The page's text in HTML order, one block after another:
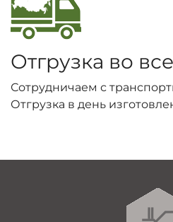
Отгрузка во
Сотрудничаем с
Отгрузка в день